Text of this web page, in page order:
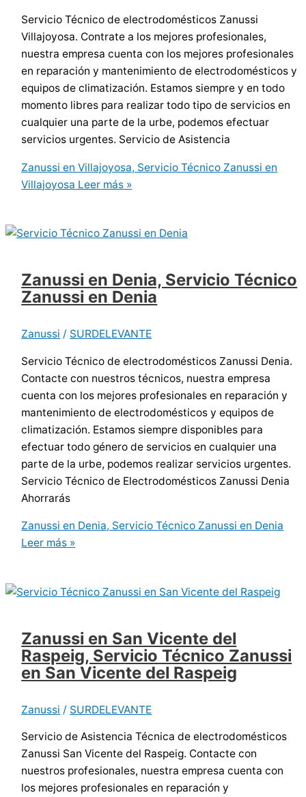
Servicio Técnico de electrodomésticos Zanussi
Villajoyosa. Contrate a los mejores profesionales,
nuestra empresa cuenta con los mejores profesionales
en reparación y mantenimiento de electrodomésticos y
equipos de climatización. Estamos siempre y en todo
momento libres para realizar todo tipo de servicios en
cualquier una parte de la urbe, podemos efectuar
servicios urgentes. Servicio de Asistencia
Zanussi en Villajoyosa, Servicio Técnico Zanussi en
Villajoyosa Leer más »
Zanussi en Denia, Servicio Técnico
Zanussi en Denia
Zanussi / SURDELEVANTE
Servicio Técnico de electrodomésticos Zanussi Denia.
Contacte con nuestros técnicos, nuestra empresa
cuenta con los mejores profesionales en reparación y
mantenimiento de electrodomésticos y equipos de
climatización. Estamos siempre disponibles para
efectuar todo género de servicios en cualquier una
parte de la urbe, podemos realizar servicios urgentes.
Servicio Técnico de Electrodomésticos Zanussi Denia
Ahorrarás
Zanussi en Denia, Servicio Técnico Zanussi en Denia
Leer más »
Zanussi en San Vicente del
Raspeig, Servicio Técnico Zanussi
en San Vicente del Raspeig
Zanussi / SURDELEVANTE
Servicio de Asistencia Técnica de electrodomésticos
Zanussi San Vicente del Raspeig. Contacte con
nuestros profesionales, nuestra empresa cuenta con
los mejores profesionales en reparación y